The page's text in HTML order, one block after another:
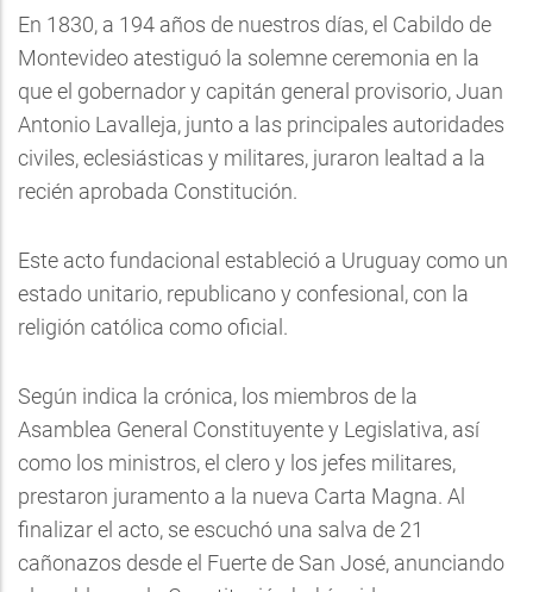
En 1830, a 194 años de nuestros días, el Cabildo de
Montevideo atestiguó la solemne ceremonia en la
que el gobernador y capitán general provisorio, Juan
Antonio Lavalleja, junto a las principales autoridades
civiles, eclesiásticas y militares, juraron lealtad a la
recién aprobada Constitución.
Este acto fundacional estableció a Uruguay como un
estado unitario, republicano y confesional, con la
religión católica como oficial.
Según indica la crónica, los miembros de la
Asamblea General Constituyente y Legislativa, así
como los ministros, el clero y los jefes militares,
prestaron juramento a la nueva Carta Magna. Al
finalizar el acto, se escuchó una salva de 21
cañonazos desde el Fuerte de San José, anunciando